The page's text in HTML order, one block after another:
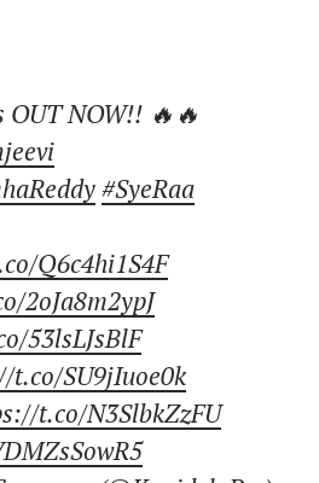
NOW!! 🔥🔥
#SyeRaa
Q6c4hi1S4F
2oJa8m2ypJ
53lsLJsBlF
t.co/SU9jIuoe0k
t.co/N3SlbkZzFU